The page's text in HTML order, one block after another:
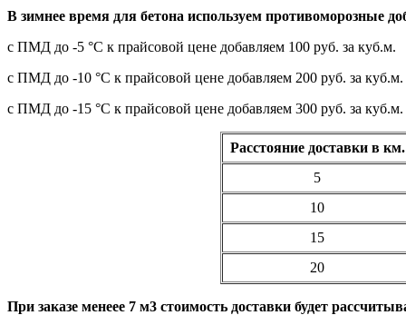
В зимнее время для бетона используем противоморозные
с ПМД до -5 °C к прайсовой цене добавляем 100 руб. за куб.м.
с ПМД до -10 °C к прайсовой цене добавляем 200 руб. за куб.м.
с ПМД до -15 °C к прайсовой цене добавляем 300 руб. за куб.м.
Расстояние доставки в км.
5
10
15
20
При заказе менеее 7 м3 стоимость доставки будет